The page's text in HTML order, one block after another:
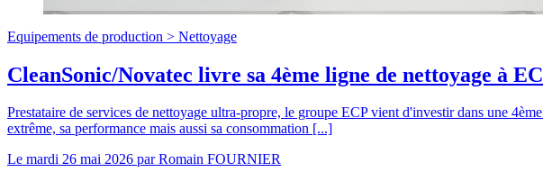
Equipements de production > Nettoyage
CleanSonic/Novatec livre sa 4ème ligne de nettoyage à
Prestataire de services de nettoyage ultra-propre, le groupe ECP vient d'investir dans une
extrême, sa performance mais aussi sa consommation [...]
Le mardi 26 mai 2026 parRomain FOURNIER